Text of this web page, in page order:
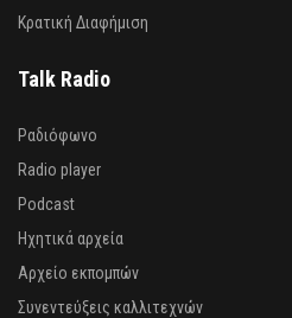
Κρατική Διαφήμιση
Talk Radio
Ραδιόφωνο
Radio player
Podcast
Ηχητικά αρχεία
Αρχείο εκπομπών
Συνεντεύξεις καλλιτεχνών